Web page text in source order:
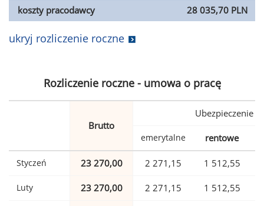
koszty pracodawcy
28 035,70 PLN
ukryj rozliczenie roczne
Rozliczenie roczne - umowa o pracę
Brutto
Ubezpieczenie
emerytalne rentowe
Styczeń 23 270,00 2 271,15 1 512,55
Luty 23 270,00 2 271,15 1 512,55